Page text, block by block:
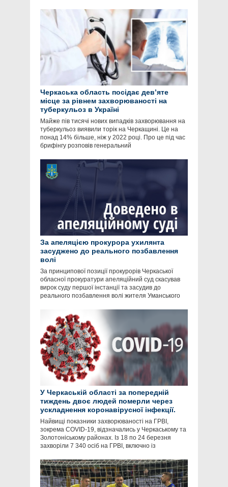
Черкаська область посідає девʼяте
місце за рівнем захворюваності на
туберкульоз в Україні
Майже пів тисячі нових випадків захворювання на
туберкульоз виявили торік на Черкащині. Це на
понад 14% більше, ніж у 2022 році. Про це під час
брифінгу розповів генеральний
За апеляцією прокурора ухилянта
засуджено до реального позбавлення
волі
За принципової позиції прокурорів Черкаської
обласної прокуратури апеляційний суд скасував
вирок суду першої інстанції та засудив до
реального позбавлення волі жителя Уманського
У Черкаській області за попередній
тиждень двоє людей померли через
ускладнення коронавірусної інфекції.
Найвищі показники захворюваності на ГРВІ,
зокрема COVID-19, відзначались у Черкаському та
Золотоніському районах. Із 18 по 24 березня
захворіли 7 340 осіб на ГРВІ, включно із